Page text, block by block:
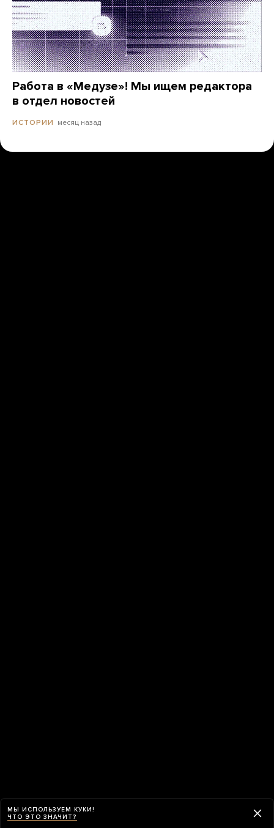
Работа в «Медузе»! Мы ищем редактора
в отдел новостей
ИСТОРИИ месяц назад
МЫ ИСПОЛЬЗУЕМ КУКИ!
ЧТО ЭТО ЗНАЧИТ?